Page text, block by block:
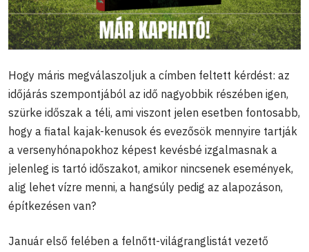
Hogy máris megválaszoljuk a címben feltett kérdést: az
időjárás szempontjából az idő nagyobbik részében igen,
szürke időszak a téli, ami viszont jelen esetben fontosabb,
hogy a fiatal kajak-kenusok és evezősök mennyire tartják
a versenyhónapokhoz képest kevésbé izgalmasnak a
jelenleg is tartó időszakot, amikor nincsenek események,
alig lehet vízre menni, a hangsúly pedig az alapozáson,
építkezésen van?
Január első felében a felnőtt-világranglistát vezető